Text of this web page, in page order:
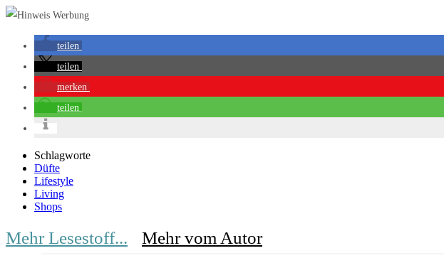
teilen
teilen
merken
teilen
Schlagworte
Düfte
Lifestyle
Living
Shops
Mehr Lesestoff... Mehr vom Autor